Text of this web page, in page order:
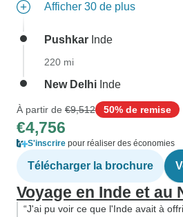
Afficher 30 de plus
Pushkar Inde
220 mi
New Delhi Inde
À partir de €9,512 50% de remise
€4,756
S'inscrire pour réaliser des économies
Télécharger la brochure
Voyage en Inde et au
“J'ai pu voir ce que l'Inde avait à